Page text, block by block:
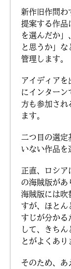
新作旧作問わ
提案する作品
を選んだか」
と思うか」
管理します。
アイディアを
にインター
方も参加され
ます。
二つ目の選定
いない作品を
正直、ロシア
の海賊版があ
海賊版には吹
すが、ほとん
すじが分かる
して、きちん
とがよくあり
そのため、あ